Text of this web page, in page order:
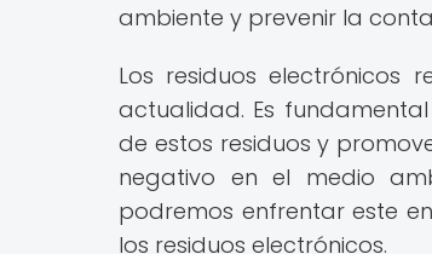
ambiente y prevenir la
Los residuos electrónicos
actualidad. Es
de estos residuos y
negativo en el medio
podremos enfrentar este
los residuos electrónicos.